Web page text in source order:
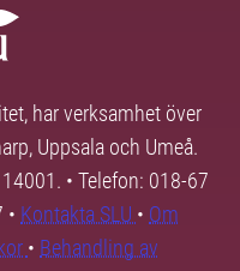
har verksamhet över
Uppsala och Umeå.
• Telefon: 018-67
• Kontakta SLU • Om
• Behandling av